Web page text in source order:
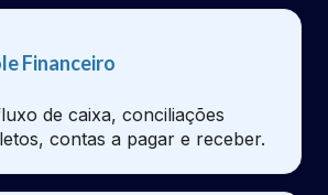
Financeiro
de caixa, conciliações
contas a pagar e receber.